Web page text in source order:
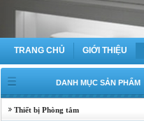
TRANG CHỦ GIỚI THIỆU
DANH MỤC SẢN PHẨM
Thiết bị Phòng tắm